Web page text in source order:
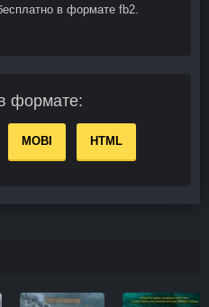
в формате fb2.
формате:
MOBI HTML